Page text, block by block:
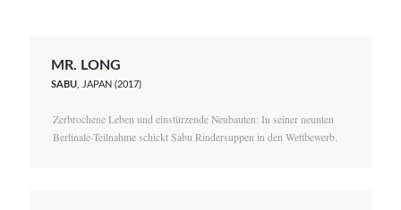
MR. LONG
SABU, JAPAN (2017)
Zerbrochene Leben und einstürzende Neubauten: In seiner neunten
Berlinale-Teilnahme schickt Sabu Rindersuppen in den Wettbewerb.